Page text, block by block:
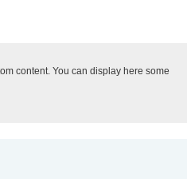
content. You can display here some